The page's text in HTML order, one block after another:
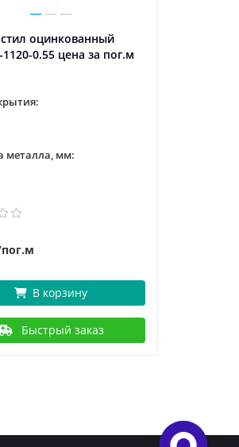
оцинкованный
0.55 цена за пог.м
металла, мм:
В корзину
Быстрый заказ